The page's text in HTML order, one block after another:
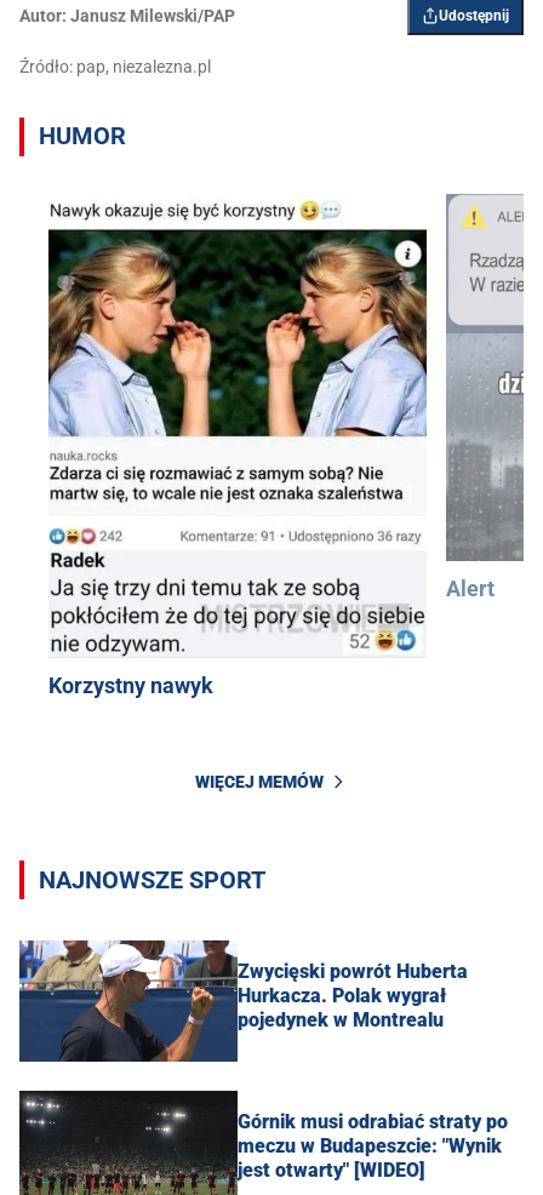
Autor: Janusz Milewski/PAP Udostępnij
Źródło: pap, niezalezna.pl
HUMOR
Korzystny nawyk
Alert
WIĘCEJ MEMÓW
NAJNOWSZE SPORT
Zwycięski powrót Huberta
Hurkacza. Polak wygrał
pojedynek w Montrealu
Górnik musi odrabiać straty po
meczu w Budapeszcie: "Wynik
jest otwarty" [WIDEO]